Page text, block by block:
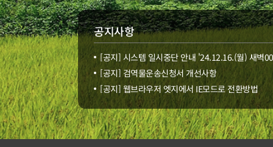
공지사항
[공지] 시스템 일시중단 안내 '24.12.16.(월) 새벽
[공지] 검역물운송신청서 개선사항
[공지] 웹브라우저 엣지에서 IE모드로 전환방법